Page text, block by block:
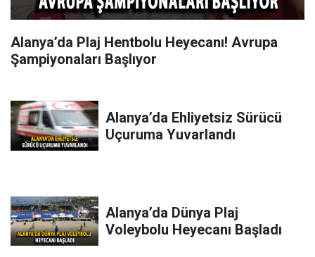
Alanya’da Plaj Hentbolu Heyecanı! Avrupa
Şampiyonaları Başlıyor
Alanya’da Ehliyetsiz Sürücü
Uçuruma Yuvarlandı
Alanya’da Dünya Plaj
Voleybolu Heyecanı Başladı